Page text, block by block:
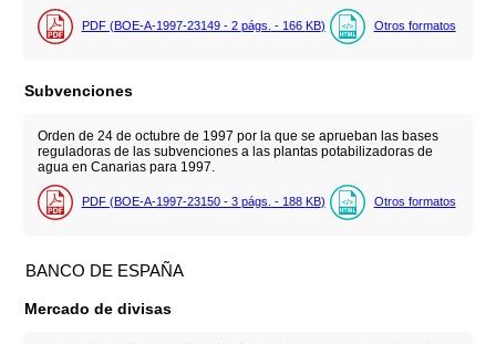
PDF (BOE-A-1997-23149 - 2 págs. - 166 KB) Otros formatos
Subvenciones
Orden de 24 de octubre de 1997 por la que se aprueban las bases
reguladoras de las subvenciones a las plantas potabilizadoras de
agua en Canarias para 1997.
PDF (BOE-A-1997-23150 - 3 págs. - 188 KB) Otros formatos
BANCO DE ESPAÑA
Mercado de divisas